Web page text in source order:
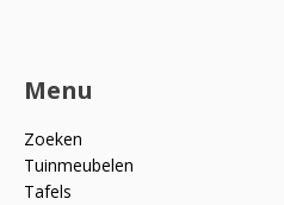
Menu
Zoeken
Tuinmeubelen
Tafels